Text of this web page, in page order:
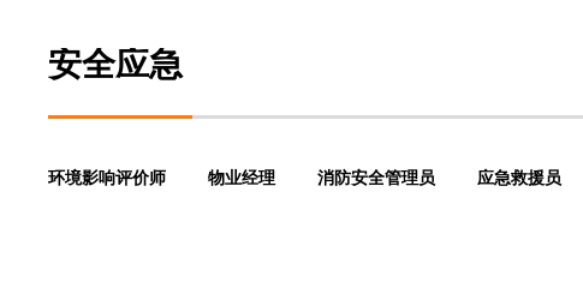
安全应急
环境影响评价师 物业经理 消防安全管理员 应急救援员